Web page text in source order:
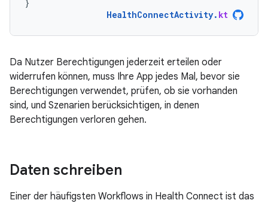
}
HealthConnectActivity. kt
Da Nutzer Berechtigungen jederzeit erteilen oder
widerrufen können, muss Ihre App jedes Mal, bevor sie
Berechtigungen verwendet, prüfen, ob sie vorhanden
sind, und Szenarien berücksichtigen, in denen
Berechtigungen verloren gehen.
Daten schreiben
Einer der häufigsten Workflows in Health Connect ist das